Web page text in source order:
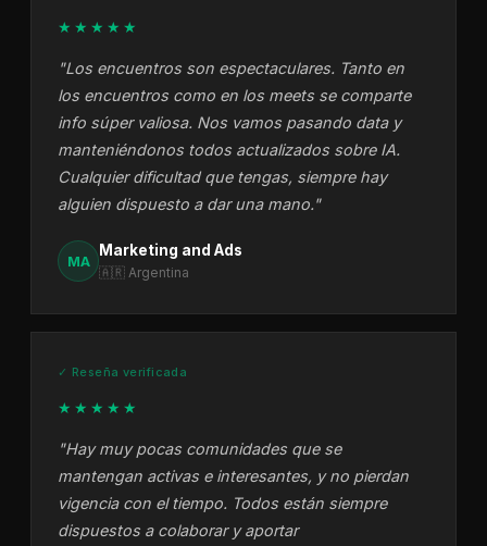
★★★★★
"Los encuentros son espectaculares. Tanto en
los encuentros como en los meets se comparte
info súper valiosa. Nos vamos pasando data y
manteniéndonos todos actualizados sobre IA.
Cualquier dificultad que tengas, siempre hay
alguien dispuesto a dar una mano."
MA
Marketing and Ads
🇦🇷 Argentina
✓ Reseña verificada
★★★★★
"Hay muy pocas comunidades que se
mantengan activas e interesantes, y no pierdan
vigencia con el tiempo. Todos están siempre
dispuestos a colaborar y aportar